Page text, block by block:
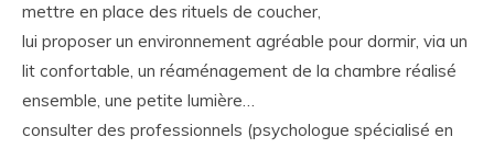
mettre en place des rituels de coucher,
lui proposer un environnement agréable pour dormir, via un
lit confortable, un réaménagement de la chambre réalisé
ensemble, une petite lumière…
consulter des professionnels (psychologue spécialisé en